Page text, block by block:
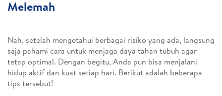
Melemah
Nah, setelah mengetahui berbagai risiko yang ada, langsung
saja pahami cara untuk menjaga daya tahan tubuh agar
tetap optimal. Dengan begitu, Anda pun bisa menjalani
hidup aktif dan kuat setiap hari. Berikut adalah beberapa
tips tersebut!